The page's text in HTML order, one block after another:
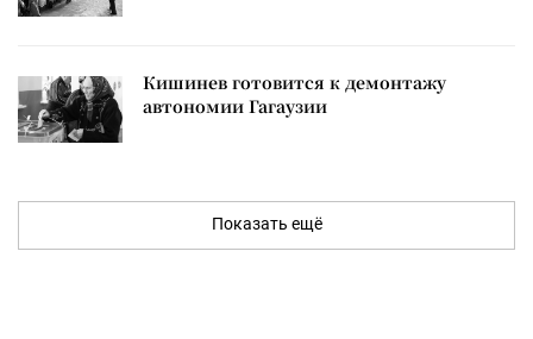
Кишинев готовится к демонтажу
автономии Гагаузии
Показать ещё